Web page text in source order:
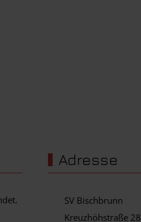
Adresse
SV Bischbrunn
Kreuzhöhstraße 28